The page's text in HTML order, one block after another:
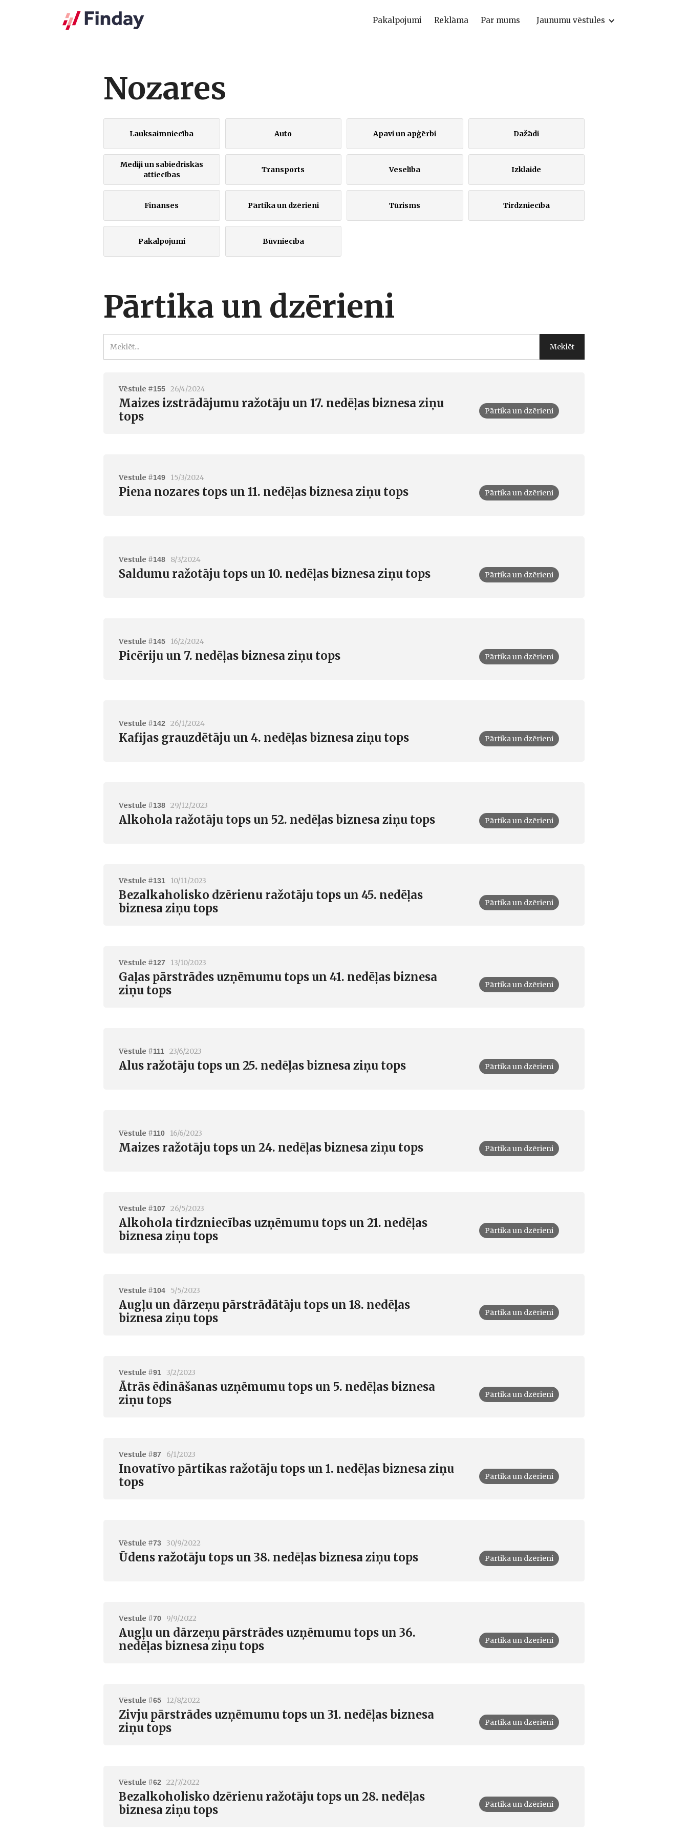
Pakalpojumi Reklāma Par mums Jaunumu vēstules
Nozares
Lauksaimniecība Auto Apavi un apģērbi Dažādi
Mediji un sabiedriskās
attiecības
Transports Veselība Izklaide
Finanses Pārtika un dzērieni Tūrisms Tirdzniecība
Pakalpojumi Būvniecība
Pārtika un dzērieni
Vēstule #155 26/4/2024
Maizes izstrādājumu ražotāju un 17. nedēļas biznesa ziņu
tops
Pārtika un dzērieni
Vēstule #149 15/3/2024
Piena nozares tops un 11. nedēļas biznesa ziņu tops Pārtika un dzērieni
Vēstule #148 8/3/2024
Saldumu ražotāju tops un 10. nedēļas biznesa ziņu tops Pārtika un dzērieni
Vēstule #145 16/2/2024
Picēriju un 7. nedēļas biznesa ziņu tops Pārtika un dzērieni
Vēstule #142 26/1/2024
Kafijas grauzdētāju un 4. nedēļas biznesa ziņu tops Pārtika un dzērieni
Vēstule #138 29/12/2023
Alkohola ražotāju tops un 52. nedēļas biznesa ziņu tops Pārtika un dzērieni
Vēstule #131 10/11/2023
Bezalkaholisko dzērienu ražotāju tops un 45. nedēļas
biznesa ziņu tops
Pārtika un dzērieni
Vēstule #127 13/10/2023
Gaļas pārstrādes uzņēmumu tops un 41. nedēļas biznesa
ziņu tops
Pārtika un dzērieni
Vēstule #111 23/6/2023
Alus ražotāju tops un 25. nedēļas biznesa ziņu tops Pārtika un dzērieni
Vēstule #110 16/6/2023
Maizes ražotāju tops un 24. nedēļas biznesa ziņu tops Pārtika un dzērieni
Vēstule #107 26/5/2023
Alkohola tirdzniecības uzņēmumu tops un 21. nedēļas
biznesa ziņu tops
Pārtika un dzērieni
Vēstule #104 5/5/2023
Augļu un dārzeņu pārstrādātāju tops un 18. nedēļas
biznesa ziņu tops
Pārtika un dzērieni
Vēstule #91 3/2/2023
Ātrās ēdināšanas uzņēmumu tops un 5. nedēļas biznesa
ziņu tops
Pārtika un dzērieni
Vēstule #87 6/1/2023
Inovatīvo pārtikas ražotāju tops un 1. nedēļas biznesa ziņu
tops
Pārtika un dzērieni
Vēstule #73 30/9/2022
Ūdens ražotāju tops un 38. nedēļas biznesa ziņu tops Pārtika un dzērieni
Vēstule #70 9/9/2022
Augļu un dārzeņu pārstrādes uzņēmumu tops un 36.
nedēļas biznesa ziņu tops
Pārtika un dzērieni
Vēstule #65 12/8/2022
Zivju pārstrādes uzņēmumu tops un 31. nedēļas biznesa
ziņu tops
Pārtika un dzērieni
Vēstule #62 22/7/2022
Bezalkoholisko dzērienu ražotāju tops un 28. nedēļas
biznesa ziņu tops
Pārtika un dzērieni